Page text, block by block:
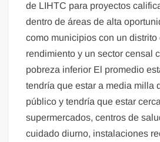
de LIHTC para proyectos
dentro de áreas de alta
como municipios con un distrito
rendimiento y un sector censal
pobreza inferior El promedio
tendría que estar a media milla
público y tendría que estar
supermercados, centros de
cuidado diurno, instalaciones